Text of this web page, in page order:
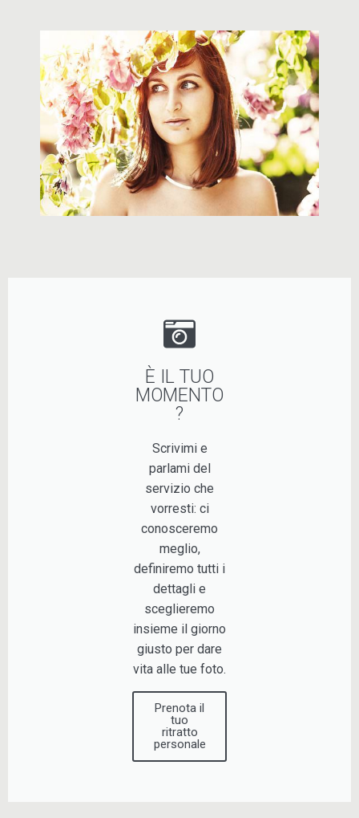
È IL TUO
MOMENTO
?
Scrivimi e
parlami del
servizio che
vorresti: ci
conosceremo
meglio,
definiremo tutti i
dettagli e
sceglieremo
insieme il giorno
giusto per dare
vita alle tue foto.
Prenota il
tuo
ritratto
personale